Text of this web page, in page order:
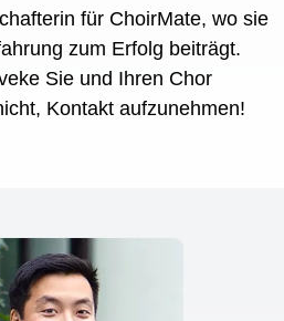
für ChoirMate, wo sie
zum Erfolg beiträgt.
Sie und Ihren Chor
Kontakt aufzunehmen!